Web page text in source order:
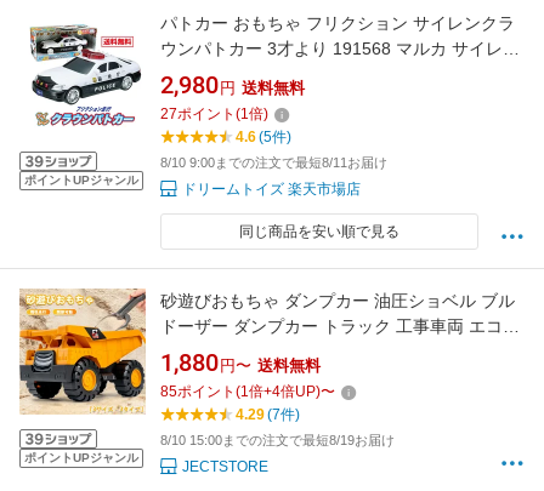
ポイントUPジャンル
パトカー おもちゃ フリクション サイレンクラ
ウンパトカー 3才より 191568 マルカ サイレン
男の子 男児 可愛い プレゼント ギフト 景品 贈
り物 誕生日 クリスマス こども 子供 パトロール
カー パトロール 警察 緊急車 緊急車両 警視庁
2,980 円 送料無料
27ポイント (1倍)
4.6(5件)
8/10 9:00までの注文で最短8/11お届け
ドリームトイズ 楽天市場店
同じ商品を安い順で見る
ポイントUPジャンル
砂遊びおもちゃ ダンプカー 油圧ショベル ブル
ドーザー ダンプカー トラック 工事車両 エコ
ABS素材 ミニカー モデルカー おもちゃ 砂場セ
ット 建設現場 お風呂の玩具 水遊び 雪遊び 公園
砂場 お風呂 子供砂遊びおもちゃ 室内 屋外兼用
1,880 円〜 送料無料
85ポイント (1倍+4倍UP)〜
4.29(7件)
8/10 15:00までの注文で最短8/19お届け
JECTSTORE